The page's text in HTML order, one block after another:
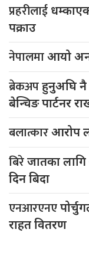
प्रहरीलाई
पक्राउ
नेपालमाआयो
ब्रेकअपहुनुअघि नै
बेन्चिङ पार्टनर
बलात्कारआरोप
बिरेजातका
दिन बिदा
एनआरएनए
राहत वितरण